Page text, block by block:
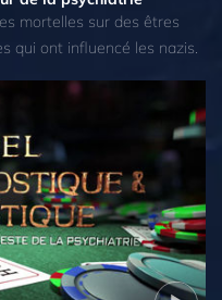
mortelles sur des êtres
qui ont influencé les nazis.